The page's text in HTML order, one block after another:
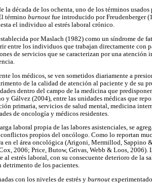
la década de los ochenta, uno de los términos
término burnout fue introducido por Freudenberger
el individuo al estrés laboral crónico.
por Maslach (1982) como un síndrome de
entre los individuos que trabajan directamente con
de servicios que se caracterizan por una atención
los médicos, se ven sometidos diariamente a
de la calidad de atención al paciente y de su
dentro del campo de la medicina que
y Gálvez (2004), entre las unidades médicas que
primaria, servicios de salud mental, medicina
de oncología y médicos residentes.
laboral propia de las labores asistenciales, se
propios del oncólogo. Como lo reportan
en el área oncológica (Arigoni, Mermillod, Sappino
2006; Price, Butow, Grivas, Webb & Loos, 2006).
estrés laboral, con su consecuente deterioro de la
de los pacientes.
con los niveles de estrés y burnout